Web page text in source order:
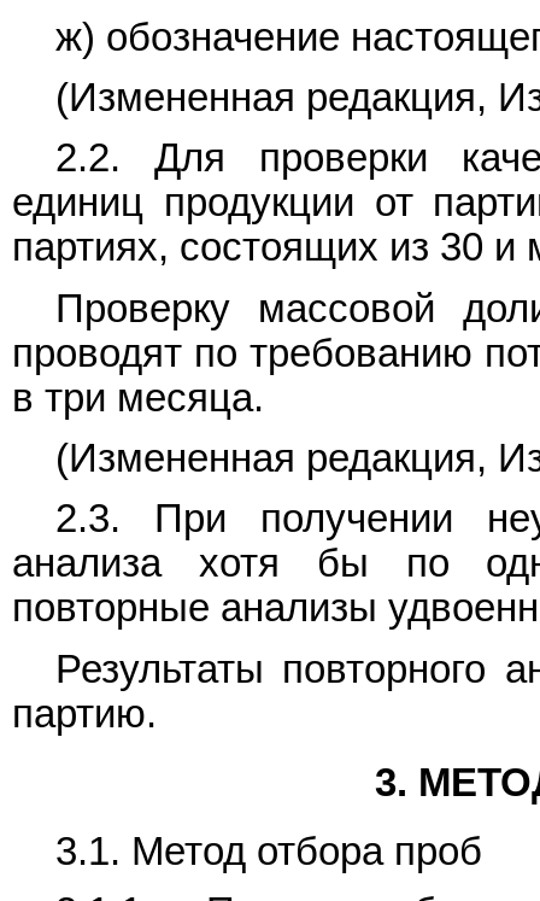
ж) обозначение
(Измененная редакция,
2.2. Для проверки
единиц продукции от
партиях, состоящих из 30
Проверку массовой
проводят по требованию
в три месяца.
(Измененная редакция,
2.3. При получении
анализа хотя бы по
повторные анализы
Результаты повторного
партию.
3.
3.1. Метод отбора проб